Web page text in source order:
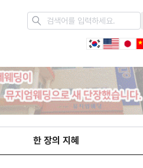
한 장의 지혜